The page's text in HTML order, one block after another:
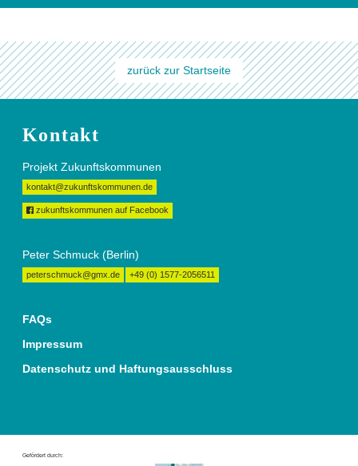
zurück zur Startseite
Kontakt
Projekt Zukunftskommunen
kontakt@zukunftskommunen.de
zukunftskommunen auf Facebook
Peter Schmuck (Berlin)
peterschmuck@gmx.de +49 (0) 1577-2056511
FAQs
Impressum
Datenschutz und Haftungsausschluss
Gefördert durch: